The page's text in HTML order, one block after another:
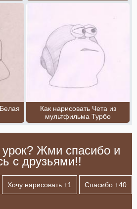
Как нарисовать Чета из
мультфильма Турбо
Жми спасибо и
с друзьями!!
Хочу нарисовать +1 Спасибо +40